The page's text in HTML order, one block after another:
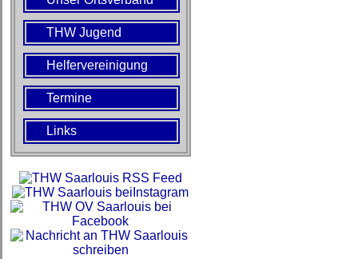
THW Jugend
Helfervereinigung
Termine
Links